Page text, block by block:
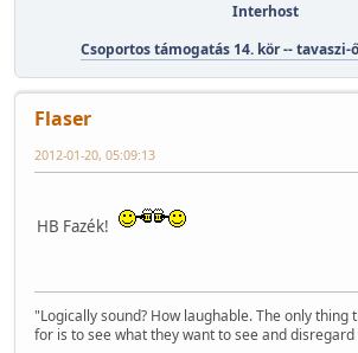
Interhost
Csoportos támogatás 14. kör -- tavaszi-
Flaser
2012-01-20, 05:09:13
HB Fazék!
"Logically sound? How laughable. The only thing
for is to see what they want to see and